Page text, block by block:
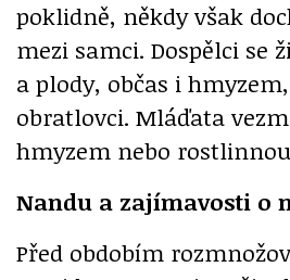
poklidně, někdy však
mezi samci. Dospělci se
a plody, občas i
obratlovci. Mláďata
hmyzem nebo
Nandu a zajímavosti o
Před obdobím